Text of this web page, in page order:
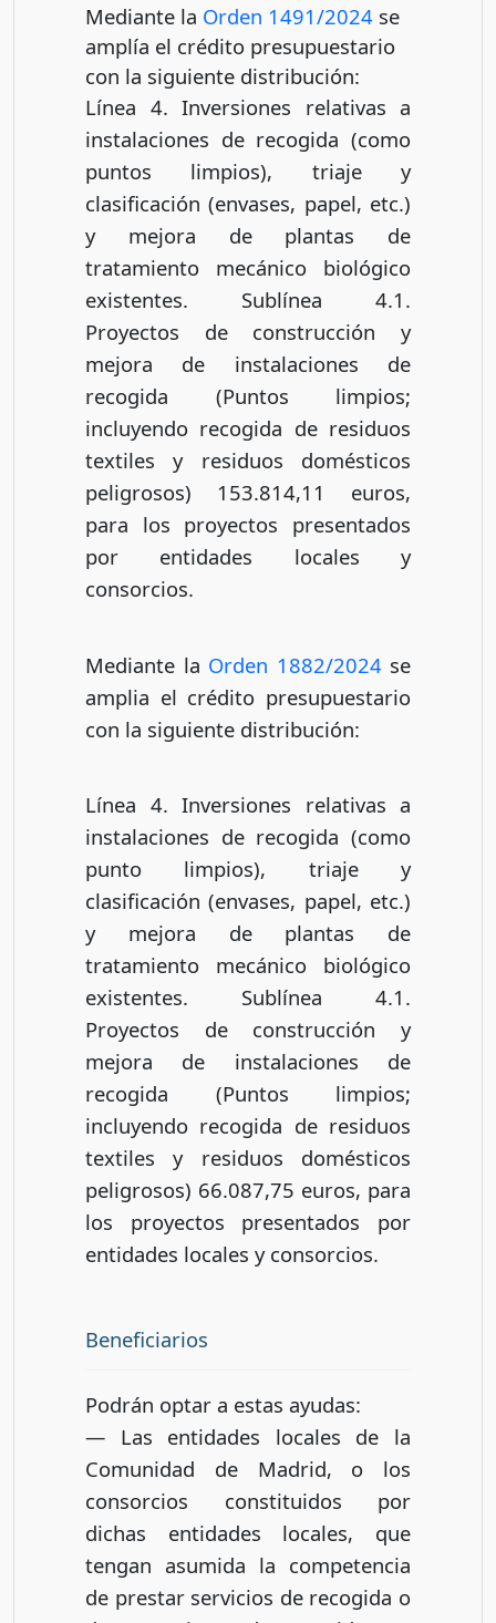
Mediante la Orden 1491/2024 se
amplía el crédito presupuestario
con la siguiente distribución:
Línea 4. Inversiones relativas a
instalaciones de recogida (como
puntos limpios), triaje y
clasificación (envases, papel, etc.)
y mejora de plantas de
tratamiento mecánico biológico
existentes. Sublínea 4.1.
Proyectos de construcción y
mejora de instalaciones de
recogida (Puntos limpios;
incluyendo recogida de residuos
textiles y residuos domésticos
peligrosos) 153.814,11 euros,
para los proyectos presentados
por entidades locales y
consorcios.
Mediante la Orden 1882/2024se
amplia el crédito presupuestario
con la siguiente distribución:
Línea 4. Inversiones relativas a
instalaciones de recogida (como
punto limpios), triaje y
clasificación (envases, papel, etc.)
y mejora de plantas de
tratamiento mecánico biológico
existentes. Sublínea 4.1.
Proyectos de construcción y
mejora de instalaciones de
recogida (Puntos limpios;
incluyendo recogida de residuos
textiles y residuos domésticos
peligrosos) 66.087,75 euros, para
los proyectos presentados por
entidades locales y consorcios.
Beneficiarios
Podrán optar a estas ayudas:
— Las entidades locales de la
Comunidad de Madrid, o los
consorcios constituidos por
dichas entidades locales, que
tengan asumida la competencia
de prestar servicios de recogida o